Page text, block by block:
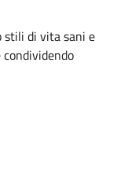
stili di vita sani e